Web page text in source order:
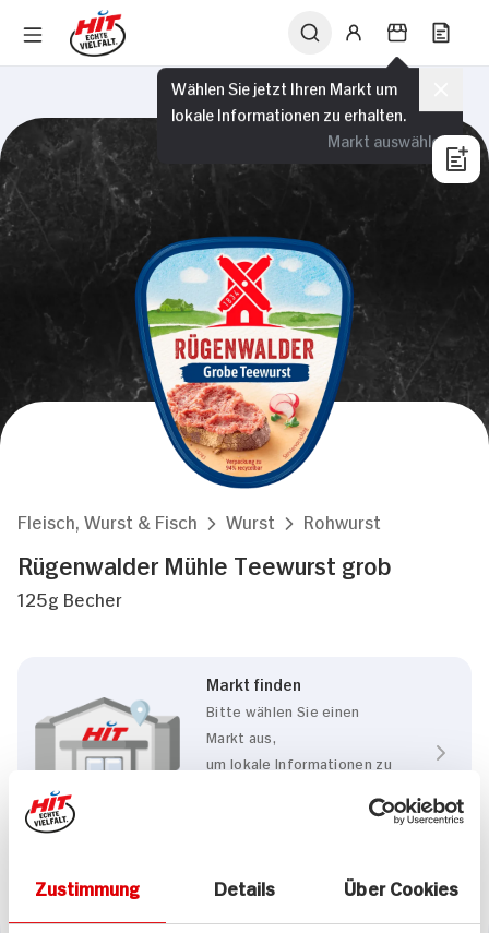
Zustimmung Details Über Cookies
Wählen Sie jetzt Ihren Markt um
lokale Informationen zu erhalten.
Markt auswählen
Fleisch, Wurst & Fisch Wurst Rohwurst
Rügenwalder Mühle Teewurst grob
125g Becher
Markt finden
Bitte wählen Sie einen
Markt aus,
um lokale Informationen zu